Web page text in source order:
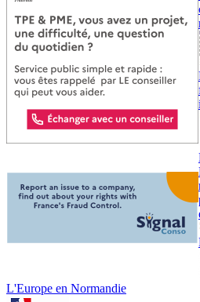
L'Europe en Normandie